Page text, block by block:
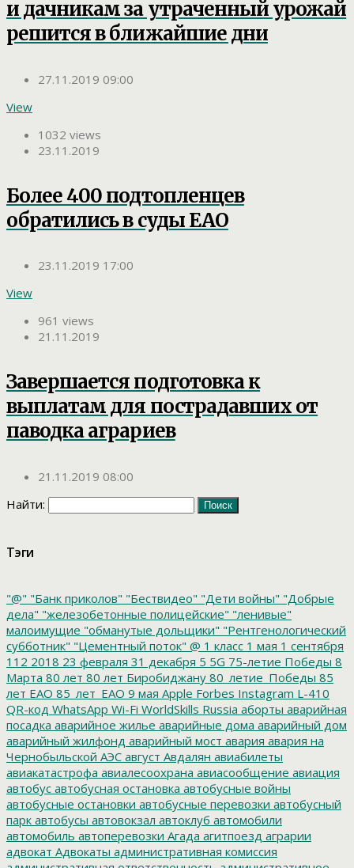
и дачникам за утраченный урожай
решится в ближайшие дни
27.11.2019 09:00
View
1032 views
23.11.2019
Более 400 подтопленцев
обратились в суды ЕАО
23.11.2019 17:00
View
961 views
21.11.2019
Завершается подготовка к
выплатам для пострадавших от
паводка аграриев
21.11.2019 08:00
Найти:
Тэги
"@" "Банк приколов" "Бествидео" "Дети войны" "Добрые
дела" "железобетонные полицейские" "ленивые"
малоимущие "обманутые дольщики" "Рентгенологический
субботник" "Цементный поток" @ 1 класс 1 мая 1 сентября
112 2018 23 февраля 31 декабря 5 5G 75-летие Победы 8
Марта 80 лет 80 лет Биробиджану 80_летие_Победы 85
лет ЕАО 85_лет_ЕАО 9 мая Apple Forbes Instagram L-410
QR-код WhatsApp Wi-Fi WorldSkills Russia аборты аварийная
посадка аварийное жилье аварийные дома аварийный дом
аварийный жилфонд аварийный мост авария авария на
Чернобыльской АЭС август Авдалян авиабилеты
авиакатастрофа авиалесоохрана авиасообщение авиация
автобус автобусная остановка автобусные войны
автобусные остановки автобусные перевозки автобусный
парк автобусы автовокзал автоклуб автомобили
автомобиль автоперевозки Агада агитпоезд аграрии
адвокат Адвокаты административная комиссия